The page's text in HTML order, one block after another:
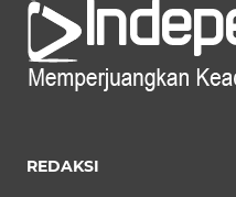
REDAKSI